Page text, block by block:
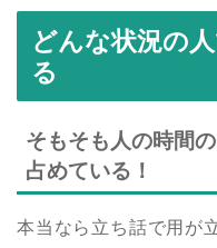
どんな状況の
る
そもそも人の時間
占めている！
本当なら立ち話で用が